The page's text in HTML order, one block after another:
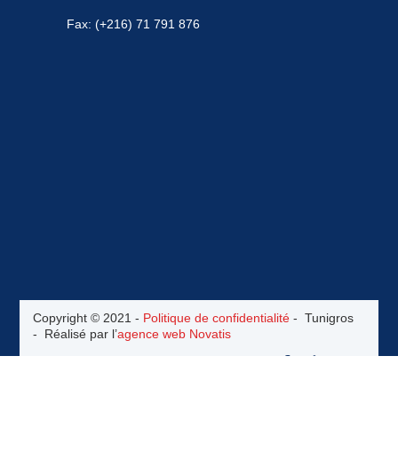
Fax: (+216) 71 791 876
Copyright © 2021 - Politique de confidentialité- Tunigros
- Réalisé par l’agence web Novatis